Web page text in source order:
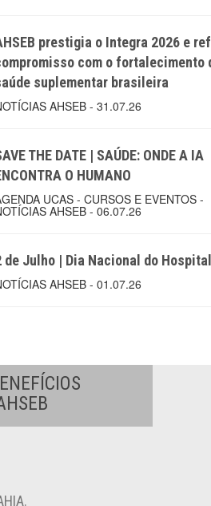
prestigia o Integra 2026 e
com o fortalecimento
suplementar brasileira
AHSEB - 31.07.26
THE DATE | SAÚDE: ONDE A IA
O HUMANO
UCAS - CURSOS E EVENTOS -
AHSEB - 06.07.26
de Julho | Dia Nacional do Hospital
AHSEB - 01.07.26